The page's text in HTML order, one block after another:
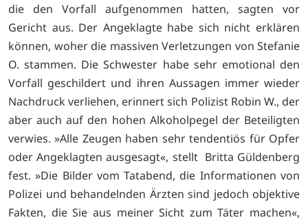
die den Vorfall aufgenommen hatten, sagten vor
Gericht aus. Der Angeklagte habe sich nicht erklären
können, woher die massiven Verletzungen von Stefanie
O. stammen. Die Schwester habe sehr emotional den
Vorfall geschildert und ihren Aussagen immer wieder
Nachdruck verliehen, erinnert sich Polizist Robin W., der
aber auch auf den hohen Alkoholpegel der Beteiligten
verwies. »Alle Zeugen haben sehr tendentiös für Opfer
oder Angeklagten ausgesagt«, stellt Britta Güldenberg
fest. »Die Bilder vom Tatabend, die Informationen von
Polizei und behandelnden Ärzten sind jedoch objektive
Fakten, die Sie aus meiner Sicht zum Täter machen«,